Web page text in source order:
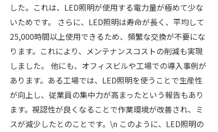
した。これは、LED照明が使用する電力量が極めて少な
いためです。 さらに、LED照明は寿命が長く、平均して
25,000時間以上使用できるため、頻繁な交換が不要にな
ります。これにより、メンテナンスコストの削減も実現
しました。 他にも、オフィスビルや工場での導入事例が
あります。ある工場では、LED照明を使うことで生産性
が向上し、従業員の集中力が高まったという報告もあり
ます。視認性が良くなることで作業環境が改善され、ミ
スが減少したとのことです。\n このように、LED照明の